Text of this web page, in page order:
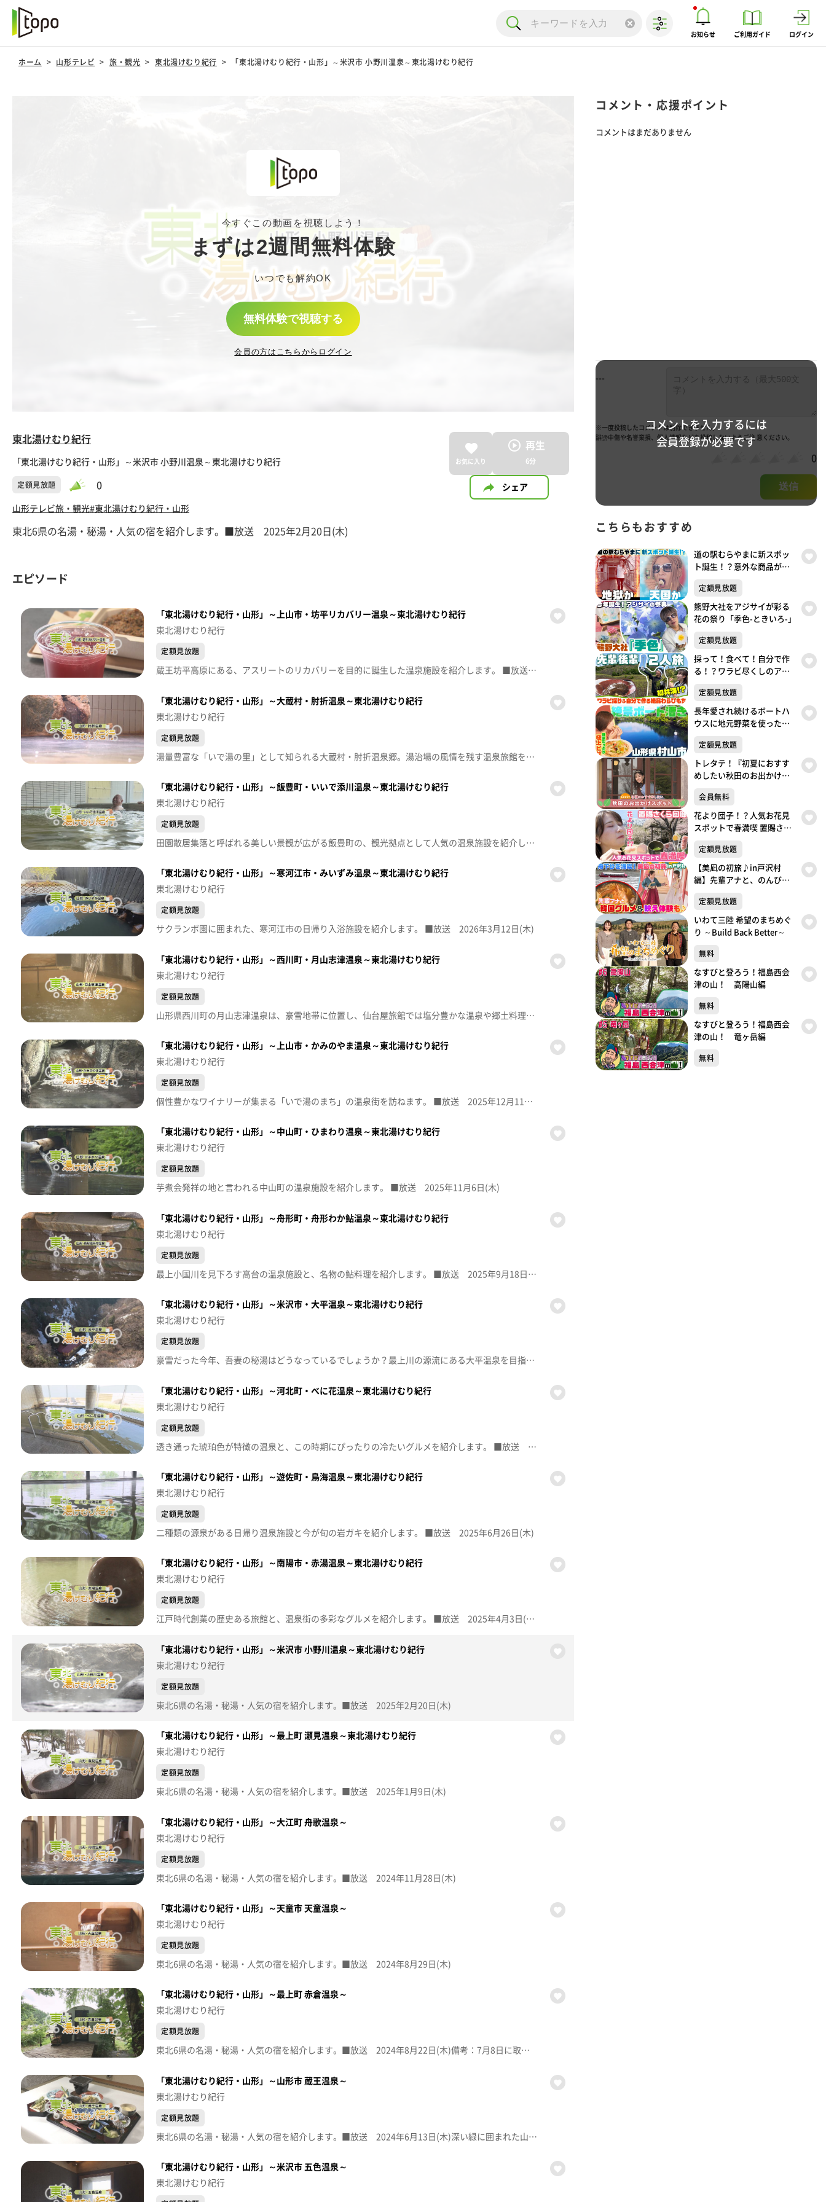
お知らせ ご利用ガイド ログイン
ホーム 山形テレビ 旅・観光 東北湯けむり紀行 「東北湯けむり紀行・山形」～米沢市 小野川温泉～東北湯けむり紀行
今すぐこの動画を視聴しよう！
まずは2週間無料体験
いつでも解約OK
無料体験で視聴する
会員の方はこちらからログイン
東北湯けむり紀行
「東北湯けむり紀行・山形」～米沢市 小野川温泉～東北湯けむり紀行
定額見放題 0
お気に入り
再生
6分
シェア
山形テレビ旅・観光#東北湯けむり紀行・山形
東北6県の名湯・秘湯・人気の宿を紹介します。■放送 2025年2月20日(木)
エピソード
「東北湯けむり紀行・山形」～上山市・坊平リカバリー温泉～東北湯けむり紀行
東北湯けむり紀行
定額見放題
蔵王坊平高原にある、アスリートのリカバリーを目的に誕生した温泉施設を紹介します。 ■放送 2026年7月16日(木)
「東北湯けむり紀行・山形」～大蔵村・肘折温泉～東北湯けむり紀行
東北湯けむり紀行
定額見放題
湯量豊富な「いで湯の里」として知られる大蔵村・肘折温泉郷。湯治場の風情を残す温泉旅館を訪ねました。 ■放送 2026年6月11日(木)
「東北湯けむり紀行・山形」～飯豊町・いいで添川温泉～東北湯けむり紀行
東北湯けむり紀行
定額見放題
田園散居集落と呼ばれる美しい景観が広がる飯豊町の、観光拠点として人気の温泉施設を紹介します。 ■放送 2026年4月23日(木)
「東北湯けむり紀行・山形」～寒河江市・みいずみ温泉～東北湯けむり紀行
東北湯けむり紀行
定額見放題
サクランボ園に囲まれた、寒河江市の日帰り入浴施設を紹介します。 ■放送 2026年3月12日(木)
「東北湯けむり紀行・山形」～西川町・月山志津温泉～東北湯けむり紀行
東北湯けむり紀行
定額見放題
山形県西川町の月山志津温泉は、豪雪地帯に位置し、仙台屋旅館では塩分豊かな温泉や郷土料理、和紙の灯りが楽しめます。雪を活用した冬の幻想的なイベントも魅力です。 ■放送 2026年1月29日(木)
「東北湯けむり紀行・山形」～上山市・かみのやま温泉～東北湯けむり紀行
東北湯けむり紀行
定額見放題
個性豊かなワイナリーが集まる「いで湯のまち」の温泉街を訪ねます。 ■放送 2025年12月11日(木)
「東北湯けむり紀行・山形」～中山町・ひまわり温泉～東北湯けむり紀行
東北湯けむり紀行
定額見放題
芋煮会発祥の地と言われる中山町の温泉施設を紹介します。 ■放送 2025年11月6日(木)
「東北湯けむり紀行・山形」～舟形町・舟形わか鮎温泉～東北湯けむり紀行
東北湯けむり紀行
定額見放題
最上小国川を見下ろす高台の温泉施設と、名物の鮎料理を紹介します。 ■放送 2025年9月18日(木)
「東北湯けむり紀行・山形」～米沢市・大平温泉～東北湯けむり紀行
東北湯けむり紀行
定額見放題
豪雪だった今年、吾妻の秘湯はどうなっているでしょうか？最上川の源流にある大平温泉を目指しました。 ■放送 2025年5月15日(木)
「東北湯けむり紀行・山形」～河北町・べに花温泉～東北湯けむり紀行
東北湯けむり紀行
定額見放題
透き通った琥珀色が特徴の温泉と、この時期にぴったりの冷たいグルメを紹介します。 ■放送 2025年8月7日(木)
「東北湯けむり紀行・山形」～遊佐町・鳥海温泉～東北湯けむり紀行
東北湯けむり紀行
定額見放題
二種類の源泉がある日帰り温泉施設と今が旬の岩ガキを紹介します。 ■放送 2025年6月26日(木)
「東北湯けむり紀行・山形」～南陽市・赤湯温泉～東北湯けむり紀行
東北湯けむり紀行
定額見放題
江戸時代創業の歴史ある旅館と、温泉街の多彩なグルメを紹介します。 ■放送 2025年4月3日(木)
「東北湯けむり紀行・山形」～米沢市 小野川温泉～東北湯けむり紀行
東北湯けむり紀行
定額見放題
東北6県の名湯・秘湯・人気の宿を紹介します。■放送 2025年2月20日(木)
「東北湯けむり紀行・山形」～最上町 瀬見温泉～東北湯けむり紀行
東北湯けむり紀行
定額見放題
東北6県の名湯・秘湯・人気の宿を紹介します。■放送 2025年1月9日(木)
「東北湯けむり紀行・山形」～大江町 舟歌温泉～
東北湯けむり紀行
定額見放題
東北6県の名湯・秘湯・人気の宿を紹介します。■放送 2024年11月28日(木)
「東北湯けむり紀行・山形」～天童市 天童温泉～
東北湯けむり紀行
定額見放題
東北6県の名湯・秘湯・人気の宿を紹介します。■放送 2024年8月29日(木)
「東北湯けむり紀行・山形」～最上町 赤倉温泉～
東北湯けむり紀行
定額見放題
東北6県の名湯・秘湯・人気の宿を紹介します。■放送 2024年8月22日(木)備考：7月8日に取材。7月下旬の大雨によりデイキャンプ場が浸水被害を受け、9月中の復旧を目指しています。そのほかは通常通り営業しています。
「東北湯けむり紀行・山形」～山形市 蔵王温泉～
東北湯けむり紀行
定額見放題
東北6県の名湯・秘湯・人気の宿を紹介します。■放送 2024年6月13日(木)深い緑に囲まれた山形市の蔵王温泉。山の幸を味わえる料理自慢の宿をご紹介します。蔵王連峰の中腹、標高９００ｍに位置する。５つの源泉群、４７の源泉があり総湧出量は毎分7400L。強酸性の湯が特徴。温泉街の中心、高湯通りには共同浴場や老舗旅館、新しい飲食店など新旧の施設が並び、まち歩きが楽しめる。泉 質：酸性・含硫黄-アルミニウム-硫酸塩・塩化物温泉（上湯共同浴場）適応症：関節痛、神経痛、五十肩ほか～アクセス～・電車 ＪＲ山形駅から路線バスで40分・車 山形自動車道山形蔵王ICから30分、東北中央自動車道山形上山ICから25分【共同浴場（上湯・下湯・川原湯）】入浴200円 午前6時～午後10時 無休【蔵王カフェ＆バルChotto】 TEL 050-5462-1215午前11時半～（日曜は午前8時～） ※詳細はＳＮＳで告知定休日：火曜ほか不定休あり【高砂屋旅館】TEL 023-694-90261泊2食付き 1万2,650円～（税込み）
「東北湯けむり紀行・山形」～米沢市 五色温泉～
東北湯けむり紀行
コメント・応援ポイント
コメントはまだありません
コメントを入力するには
会員登録が必要です
---
※一度投稿したコメントは削除できません。
誹謗中傷や名誉棄損、個人情報などを投稿しないようご注 意ください。
0
送信
こちらもおすすめ
道の駅むらやまに新スポッ
ト誕生！？意外な商品が人
だけしか楽しめない極上の
楽しみ方がここにあった！
定額見放題
熊野大社をアジサイが彩る
花の祭り「季色-ときいろ-」
定額見放題
採って！食べて！自分で作
る！？ワラビ尽くしのアナ
定額見放題
長年愛され続けるボートハ
ウスに地元野菜を使った極
定額見放題
トレタテ！『初夏におすす
めしたい秋田のお出かけス
会員無料
花より団子！？人気お花見
スポットで春満喫 置賜さく
定額見放題
【美凪の初旅♪in戸沢村
編】先輩アナと、のんびり
り」/「道の駅 高麗館」で韓
国グルメ＆映え体験！
定額見放題
いわて三陸 希望のまちめぐ
り ～Build Back Better～
無料
なすびと登ろう！福島西会
津の山！ 高陽山編
無料
なすびと登ろう！福島西会
津の山！ 竜ヶ岳編
無料